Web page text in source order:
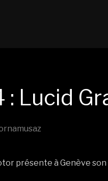
: Lucid
présente à Genève son